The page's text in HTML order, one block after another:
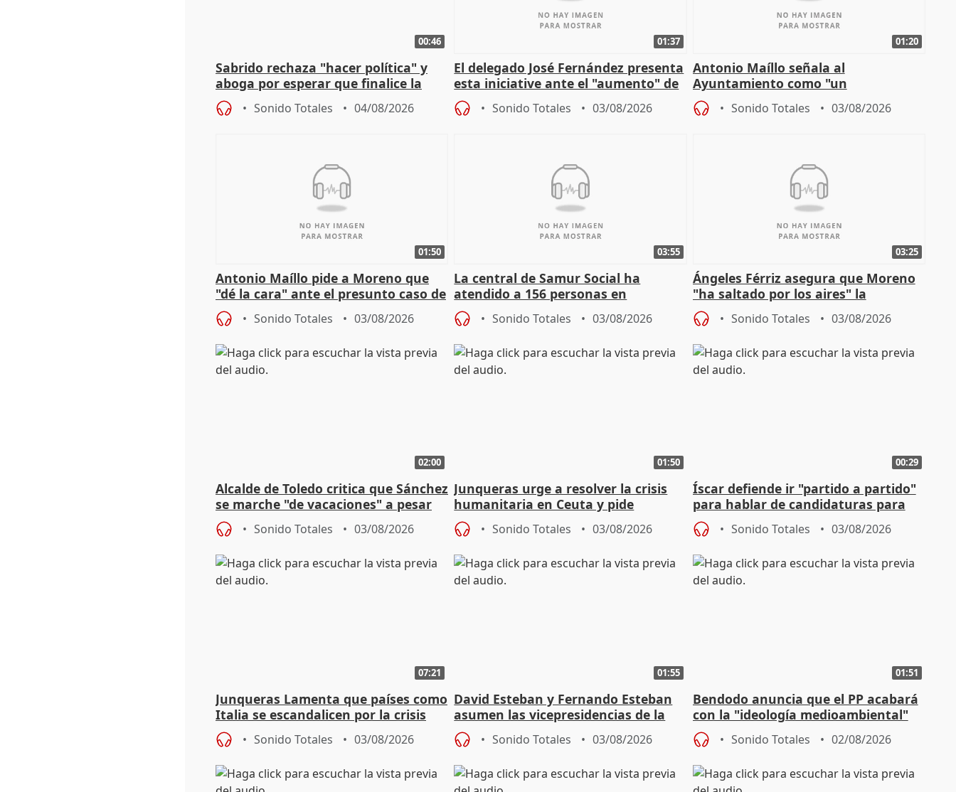
00:46
Sabrido rechaza "hacer política" y
aboga por esperar que finalice la
investigación del incendio
Sonido Totales 04/08/2026
01:37
El delegado José Fernández presenta
esta iniciative ante el "aumento" de
personas sin hogar en Madri
Sonido Totales 03/08/2026
01:20
Antonio Maíllo señala al
Ayuntamiento como "un
especulador más" sobre viviendas de
Jiménez Becerril
Sonido Totales 03/08/2026
01:50
Antonio Maíllo pide a Moreno que
"dé la cara" ante el presunto caso de
acoso del CEO de ADM
Sonido Totales 03/08/2026
03:55
La central de Samur Social ha
atendido a 156 personas en
situación de calle durante Campaña
de CalorSonido Totales 03/08/2026
03:25
Ángeles Férriz asegura que Moreno
"ha saltado por los aires" la
negociación tras acuerdo con SMA
Sonido Totales 03/08/2026
02:00
Alcalde de Toledo critica que Sánchez
se marche "de vacaciones" a pesar
de la crisis migratoria
Sonido Totales 03/08/2026
01:50
Junqueras urge a resolver la crisis
humanitaria en Ceuta y pide
responsabilidad a la UE
Sonido Totales 03/08/2026
00:29
Íscar defiende ir "partido a partido"
para hablar de candidaturas para
2027
Sonido Totales 03/08/2026
07:21
Junqueras Lamenta que países como
Italia se escandalicen por la crisis
migratoria
Sonido Totales 03/08/2026
01:55
David Esteban y Fernando Esteban
asumen las vicepresidencias de la
Diputación de Valladolid
Sonido Totales 03/08/2026
01:51
Bendodo anuncia que el PP acabará
con la "ideología medioambiental"
para regenerar las playas
Sonido Totales 02/08/2026